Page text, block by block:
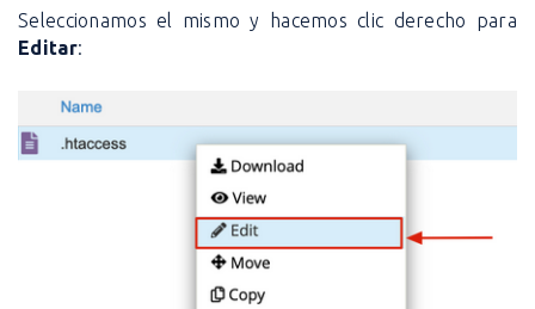
Seleccionamos el mismo y hacemos clic derecho para
Editar: